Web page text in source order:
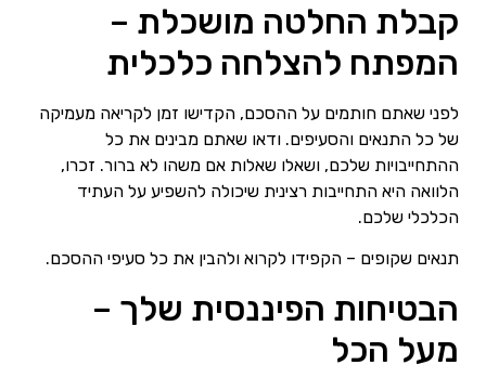
קבלת החלטה מושכלת –
המפתח להצלחה כלכלית
לפני שאתם חותמים על ההסכם, הקדישו זמן לקריאה מעמיקה
של כל התנאים והסעיפים. ודאו שאתם מבינים את כל
ההתחייבויות שלכם, ושאלו שאלות אם משהו לא ברור. זכרו,
הלוואה היא התחייבות רצינית שיכולה להשפיע על העתיד
הכלכלי שלכם.
תנאים שקופים – הקפידו לקרוא ולהבין את כל סעיפי ההסכם.
הבטיחות הפיננסית שלך –
מעל הכל